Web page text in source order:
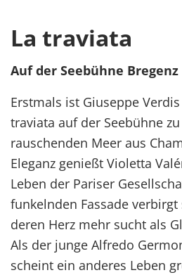
La traviata
Auf der Seebühne Bregenz
Erstmals ist Giuseppe
traviata auf der Seebühne
rauschenden Meer aus
Eleganz genießt Violetta
Leben der Pariser
funkelnden Fassade verbirgt
deren Herz mehr sucht als
Als der junge Alfredo
scheint ein anderes Leben